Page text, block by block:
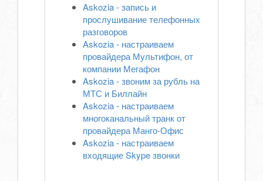
Askozia - запись и
прослушивание телефонных
разговоров
Askozia - настраиваем
провайдера Мультифон, от
компании Мегафон
Askozia - звоним за рубль на
МТС и Биллайн
Askozia - настраиваем
многоканальный транк от
провайдера Манго-Офис
Askozia - настраиваем
входящие Skype звонки